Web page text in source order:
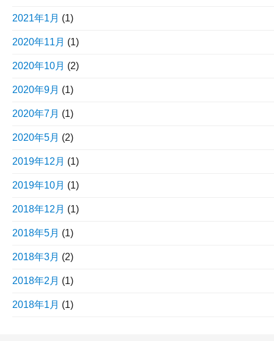
2021年1月 (1)
2020年11月 (1)
2020年10月 (2)
2020年9月 (1)
2020年7月 (1)
2020年5月 (2)
2019年12月 (1)
2019年10月 (1)
2018年12月 (1)
2018年5月 (1)
2018年3月 (2)
2018年2月 (1)
2018年1月 (1)